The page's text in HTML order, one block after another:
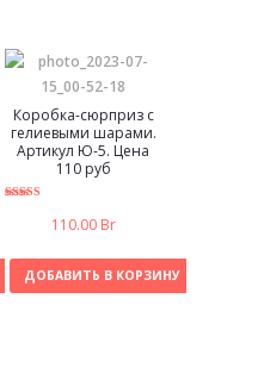
Коробка-сюрприз с
гелиевыми шарами.
Артикул Ю-5. Цена
110 руб
110.00 Br
ДОБАВИТЬ В КОРЗИНУ